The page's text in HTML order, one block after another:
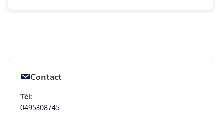
Contact
Tél:
0495808745